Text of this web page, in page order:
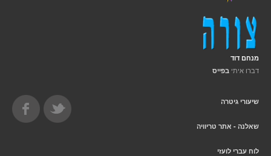
מנחם דוד
דברו איתי בפייס
שיעורי גיטרה
שאלנה - אתר טריוויה
לוח עברי לועזי